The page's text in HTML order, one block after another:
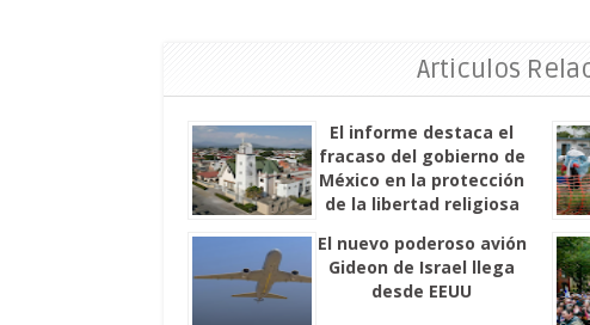
Articulos
El informe destaca el
fracaso del gobierno de
México en la protección
de la libertad religiosa
El nuevo poderoso avión
Gideon de Israel llega
desde EEUU